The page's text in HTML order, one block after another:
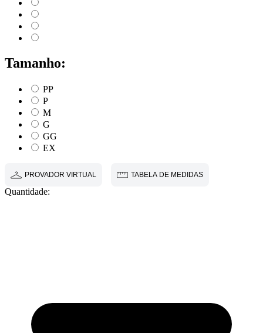
Tamanho:
PP
P
M
G
GG
EX
PROVADOR VIRTUAL TABELA DE MEDIDAS
Quantidade: